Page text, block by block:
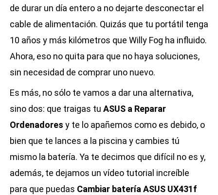
de durar un día entero a no dejarte desconectar el
cable de alimentación. Quizás que tu portátil tenga
10 años y más kilómetros que Willy Fog ha influido.
Ahora, eso no quita para que no haya soluciones,
sin necesidad de comprar uno nuevo.
Es más, no sólo te vamos a dar una alternativa,
sino dos: que traigas tu ASUS a Reparar
Ordenadores y te lo apañemos como es debido, o
bien que te lances a la piscina y cambies tú
mismo la batería. Ya te decimos que difícil no es y,
además, te dejamos un vídeo tutorial increíble
para que puedas Cambiar batería ASUS UX431f